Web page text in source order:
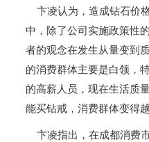
卞凌认为，造成钻石价
中，除了公司实施政策性
者的观念在发生从量变到
的消费群体主要是白领，
的高薪人员，现在生活质
能买钻戒，消费群体变得越
卞凌指出，在成都消费